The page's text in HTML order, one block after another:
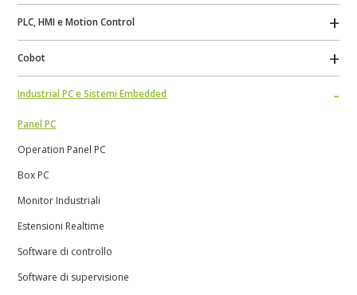
PLC, HMI e Motion Control
Cobot
Industrial PC e Sistemi Embedded
Panel PC
Operation Panel PC
Box PC
Monitor Industriali
Estensioni Realtime
Software di controllo
Software di supervisione